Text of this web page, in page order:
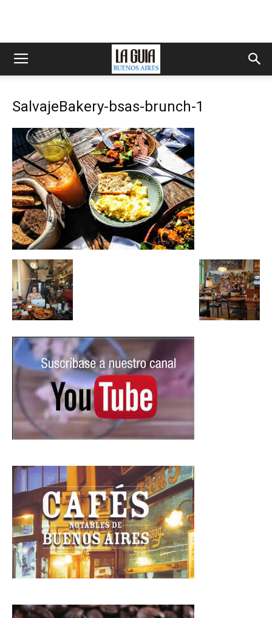
SalvajeBakery-bsas-brunch-1